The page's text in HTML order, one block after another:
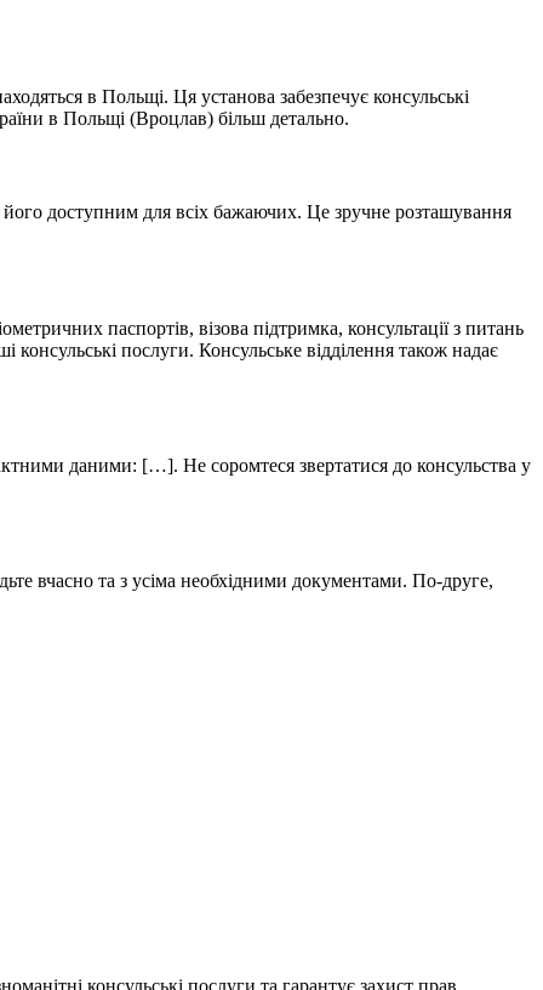
в Польщі. Ця установа забезпечує консульські
в Польщі (Вроцлав) більш детально.
доступним для всіх бажаючих. Це зручне розташування
паспортів, візова підтримка, консультації з питань
послуги. Консульське відділення також надає
даними: […]. Не соромтеся звертатися до консульства у
вчасно та з усіма необхідними документами. По-друге,
консульські послуги та гарантує захист прав